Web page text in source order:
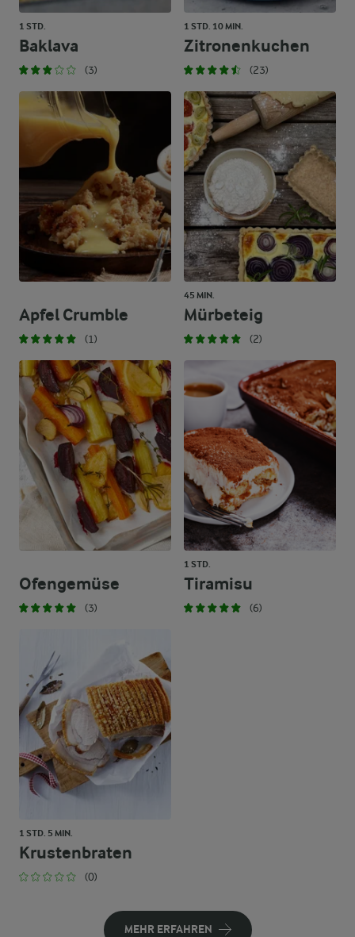
1 STD.
Baklava
(3)
1 STD. 10 MIN.
Zitronenkuchen
(23)
Apfel Crumble
(1)
45 MIN.
Mürbeteig
(2)
Ofengemüse
(3)
1 STD.
Tiramisu
(6)
1 STD. 5 MIN.
Krustenbraten
(0)
MEHR ERFAHREN